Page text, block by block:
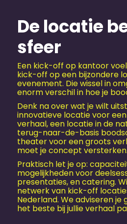
De locatie
sfeer
Een kick-off op kantoor
kick-off op een bijzondere
evenement. Die wissel in
enorm verschil in hoe je
Denk na over wat je wilt
innovatieve locatie voor
verhaal, een locatie in de
terug-naar-de-basis
theater voor een groots
moet je concept versterken.
Praktisch let je op:
mogelijkheden voor
presentaties, en catering.
netwerk van kick-off
Nederland. We adviseren je
het beste bij jullie verhaal